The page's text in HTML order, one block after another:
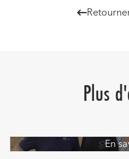

Plus
En